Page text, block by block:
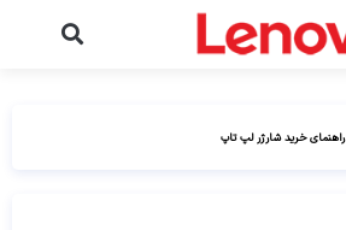
راهنمای خرید شارژر لپ تاپ